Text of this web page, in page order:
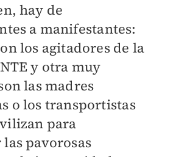
hay de
a manifestantes:
los agitadores de la
y otra muy
las madres
o los transportistas
para
pavorosas